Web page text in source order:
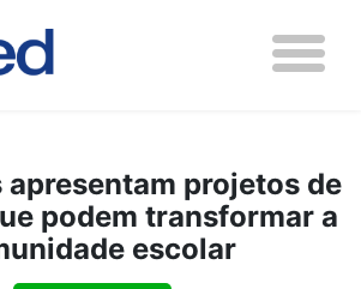
apresentam projetos de
podem transformar a
escolar